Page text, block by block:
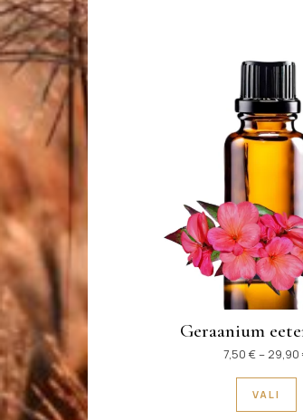
Geraanium
7,50€– 29,90
VALI